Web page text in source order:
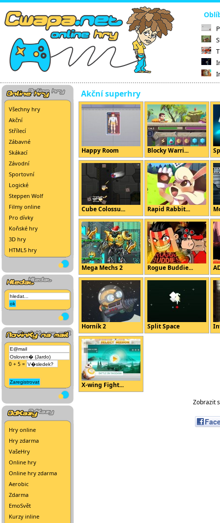
Všechny hry
Akční
Střílecí
Zábavné
Skákací
Závodní
Sportovní
Logické
Steppen Wolf
Filmy online
Pro dívky
Koňské hry
3D hry
HTML5 hry
0 + 5 =
Hry online
Hry zdarma
VašeHry
Online hry
Online hry zdarma
Aerobic
Zdarma
EmoSvět
Kurzy inline
Akční superhry
Happy Room Blocky Warri...
Cube Colossu... Rapid Rabbit...
Mega Mechs 2 Rogue Buddie...
Horník 2 Split Space
X-wing Fight...
Zobrazit